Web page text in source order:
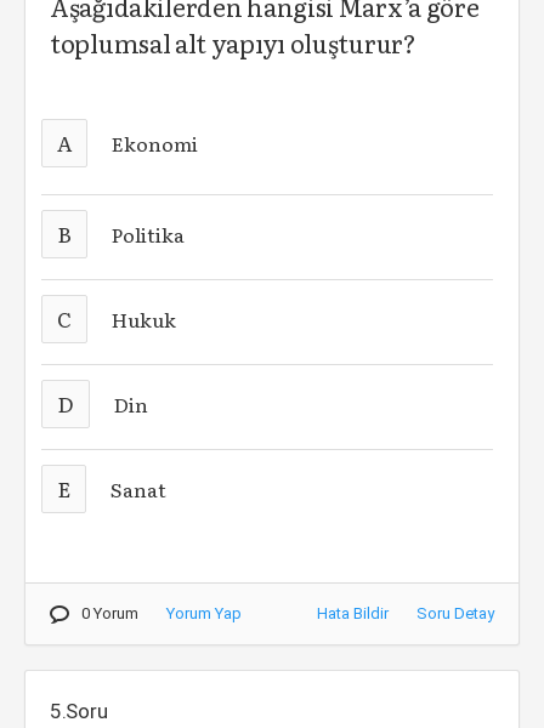
toplumsal alt yapıyı oluşturur?
A Ekonomi
B Politika
C Hukuk
D Din
E Sanat
0 Yorum Yorum Yap Hata Bildir Soru Detay
5.Soru